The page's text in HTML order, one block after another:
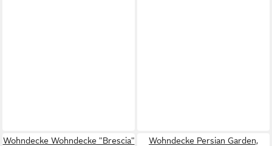
Wohndecke Wohndecke "Brescia"
Wohndecke Persian Garden,